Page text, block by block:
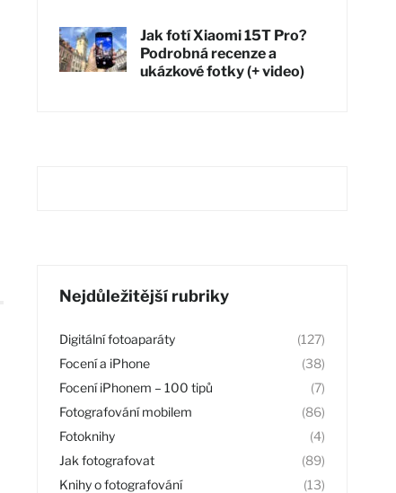
Jak fotí Xiaomi 15T Pro?
Podrobná recenze a
ukázkové fotky (+ video)
Nejdůležitější rubriky
Digitální fotoaparáty
(127)
Focení a iPhone
(38)
Focení iPhonem – 100 tipů
(7)
Fotografování mobilem
(86)
Fotoknihy
(4)
Jak fotografovat
(89)
Knihy o fotografování
(13)